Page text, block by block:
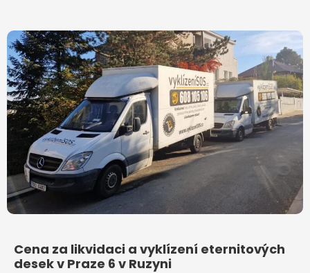
Cena za likvidaci a vyklízení eternitových
desek v Praze 6 v Ruzyni